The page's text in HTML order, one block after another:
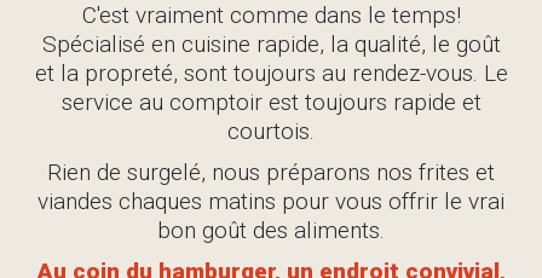
C'est vraiment comme dans le temps!
Spécialisé en cuisine rapide, la qualité, le goût
et la propreté, sont toujours au rendez-vous. Le
service au comptoir est toujours rapide et
courtois.
Rien de surgelé, nous préparons nos frites et
viandes chaques matins pour vous offrir le vrai
bon goût des aliments.
Au coin du hamburger, un endroit convivial,